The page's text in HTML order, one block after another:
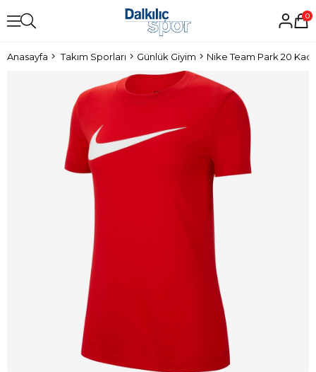
0
Anasayfa Takım Sporları Günlük Giyim Nike Team Park 20